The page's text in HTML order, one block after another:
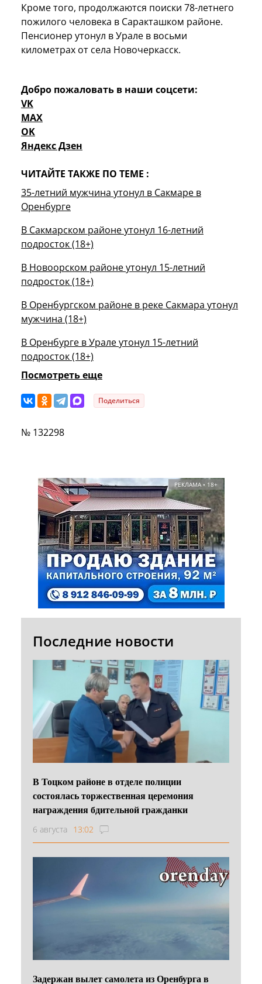
Кроме того, продолжаются поиски 78-летнего
пожилого человека в Саракташком районе.
Пенсионер утонул в Урале в восьми
километрах от села Новочеркасск.
Добро пожаловать в наши соцсети:
VK
MAX
OK
Яндекс Дзен
ЧИТАЙТЕ ТАКЖЕ ПО ТЕМЕ :
35-летний мужчина утонул в Сакмаре в
Оренбурге
В Сакмарском районе утонул 16-летний
подросток (18+)
В Новоорском районе утонул 15-летний
подросток (18+)
В Оренбургском районе в реке Сакмара утонул
мужчина (18+)
В Оренбурге в Урале утонул 15-летний
подросток (18+)
Посмотреть еще
Поделиться
№ 132298
РЕКЛАМА • 18+
Последние новости
В Тоцком районе в отделе полиции
состоялась торжественная церемония
награждения бдительной гражданки
6 августа 13:02
Задержан вылет самолета из Оренбурга в